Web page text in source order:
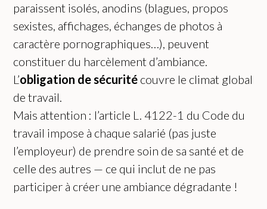
paraissent isolés, anodins (blagues, propos
sexistes, affichages, échanges de photos à
caractère pornographiques…), peuvent
constituer du harcèlement d’ambiance.
L’obligation de sécurité couvre le climat global
de travail.
Mais attention : l’article L. 4122-1 du Code du
travail impose à chaque salarié (pas juste
l’employeur) de prendre soin de sa santé et de
celle des autres — ce qui inclut de ne pas
participer à créer une ambiance dégradante !